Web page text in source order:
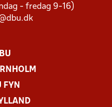
- fredag 9-16)
FYN